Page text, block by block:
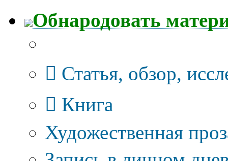
Обнародовать
Статья, обзор,
Книга
Художественная